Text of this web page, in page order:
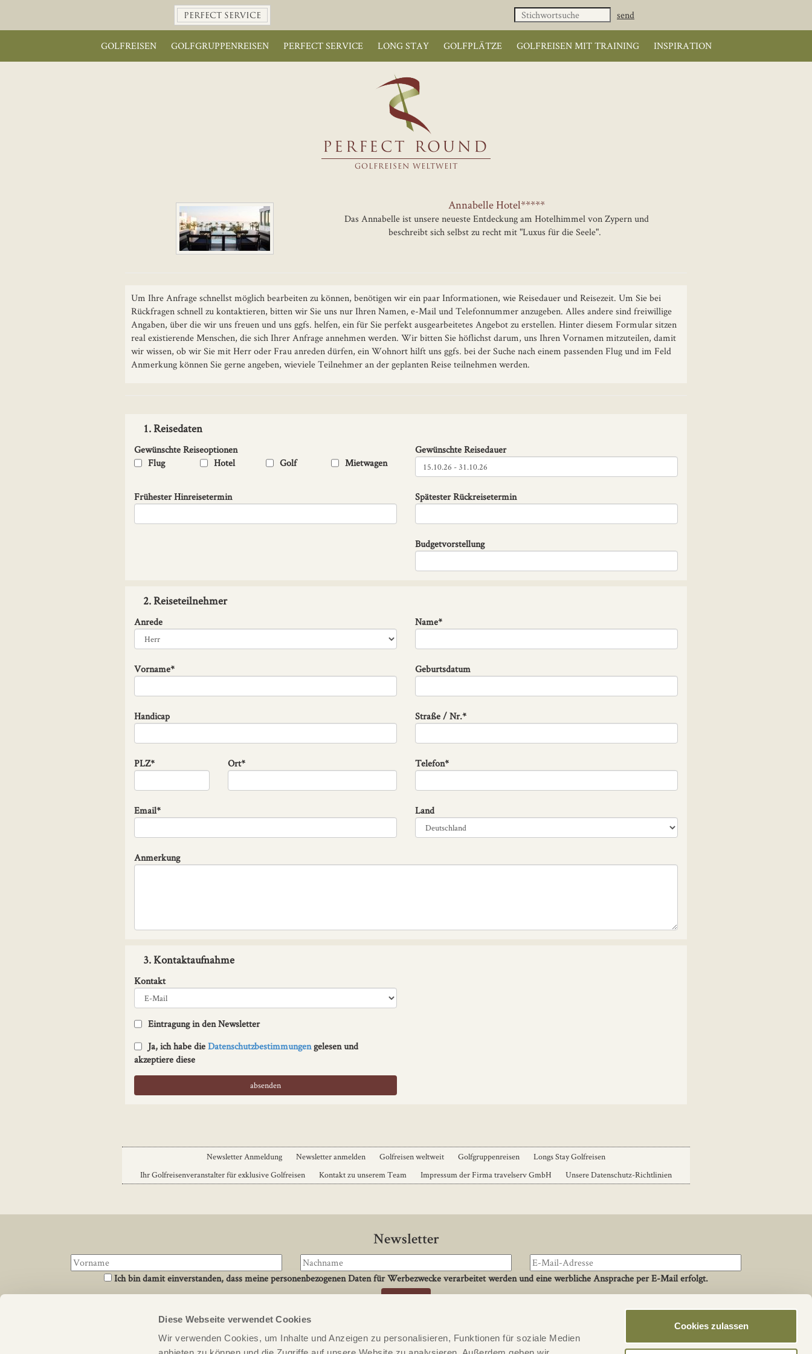
Diese Webseite verwendet Cookies
Wir verwenden Cookies, um Inhalte und Anzeigen zu personalisieren, Funktionen für soziale Medien
Cookies zulassen
PERFECT SERVICE
GOLFREISEN GOLFGRUPPENREISEN PERFECT SERVICE LONG STAY GOLFPLÄTZE GOLFREISEN MIT TRAINING INSPIRATION
PERFECT ROUND
GOLFREISEN WELTWEIT
Annabelle Hotel*****
Das Annabelle ist unsere neueste Entdeckung am Hotelhimmel von Zypern und
beschreibt sich selbst zu recht mit "Luxus für die Seele".
Um Ihre Anfrage schnellst möglich bearbeiten zu können, benötigen wir ein paar Informationen, wie Reisedauer und Reisezeit. Um Sie bei
Rückfragen schnell zu kontaktieren, bitten wir Sie uns nur Ihren Namen, e-Mail und Telefonnummer anzugeben. Alles andere sind freiwillige
Angaben, über die wir uns freuen und uns ggfs. helfen, ein für Sie perfekt ausgearbeitetes Angebot zu erstellen. Hinter diesem Formular sitzen
real existierende Menschen, die sich Ihrer Anfrage annehmen werden. Wir bitten Sie höflichst darum, uns Ihren Vornamen mitzuteilen, damit
wir wissen, ob wir Sie mit Herr oder Frau anreden dürfen, ein Wohnort hilft uns ggfs. bei der Suche nach einem passenden Flug und im Feld
Anmerkung können Sie gerne angeben, wieviele Teilnehmer an der geplanten Reise teilnehmen werden.
1. Reisedaten
Gewünschte Reiseoptionen
Flug
Hotel Golf Mietwagen
Gewünschte Reisedauer
Frühester Hinreisetermin Spätester Rückreisetermin
Budgetvorstellung
2. Reiseteilnehmer
Anrede Name*
Vorname* Geburtsdatum
Handicap Straße / Nr.*
PLZ* Ort* Telefon*
Email* Land
Anmerkung
3. Kontaktaufnahme
Kontakt
Eintragung in den Newsletter
Ja, ich habe dieDatenschutzbestimmungengelesen und
akzeptiere diese
Newsletter Anmeldung Newsletter anmelden Golfreisen weltweit Golfgruppenreisen
Longs Stay Golfreisen
Ihr Golfreisenveranstalter für exklusive Golfreisen
Kontakt zu unserem Team Impressum der Firma travelserv GmbH Unsere Datenschutz-Richtlinien
Newsletter
Ich bin damit einverstanden, dass meine personenbezogenen Daten für Werbezwecke verarbeitet werden und eine werbliche Ansprache per E-Mail erfolgt.
PERFECT ROUND ist ein Reiseveranstalter für
Links
Kontakt